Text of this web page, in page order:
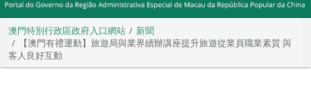
澳門特別行政區政府入口網站
新聞
【澳門有禮運動】旅遊局與業界續辦講座提升旅遊從業員職業素質 與
客人良好互動